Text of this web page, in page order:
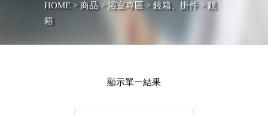
HOME >商品>浴室專區>鏡箱、掛件>鏡
箱
顯示單一結果